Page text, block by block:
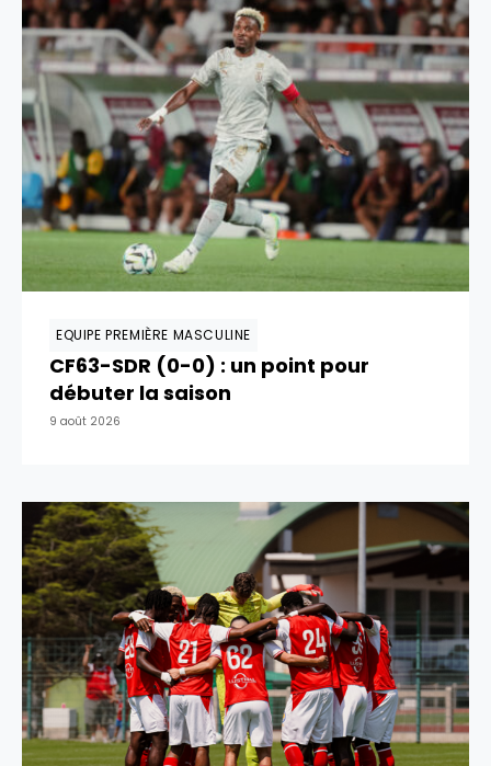
EQUIPE PREMIÈRE MASCULINE
CF63-SDR (0-0) : un point pour
débuter la saison
9 août 2026